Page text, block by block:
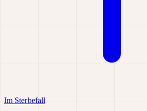
Im Sterbefall